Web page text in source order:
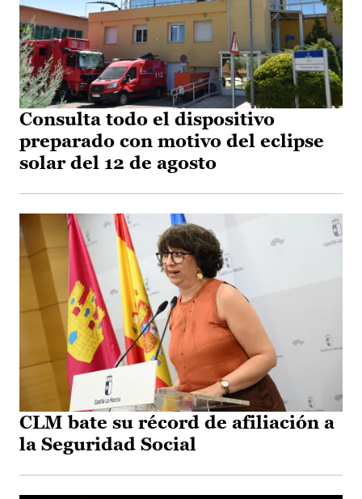
Consulta todo el dispositivo
preparado con motivo del eclipse
solar del 12 de agosto
CLM bate su récord de afiliación a
la Seguridad Social